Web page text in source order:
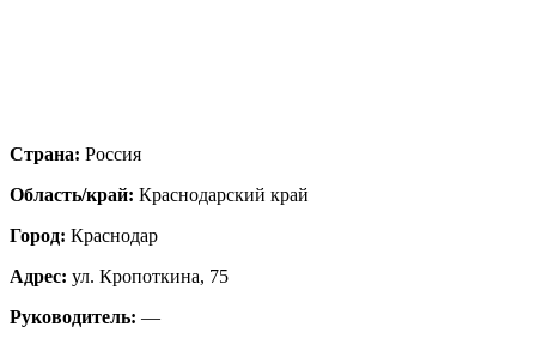
Страна: Россия
Область/край: Краснодарский край
Город: Краснодар
Адрес: ул. Кропоткина, 75
Руководитель: —